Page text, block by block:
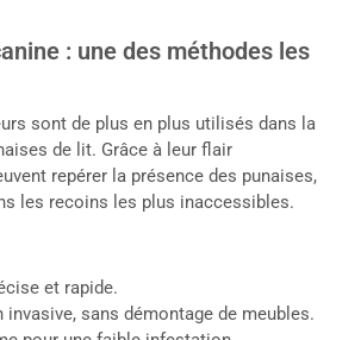
: une des méthodes les
sont de plus en plus utilisés dans la
de lit. Grâce à leur flair
repérer la présence des punaises,
les recoins les plus inaccessibles.
et rapide.
invasive, sans démontage de meubles.